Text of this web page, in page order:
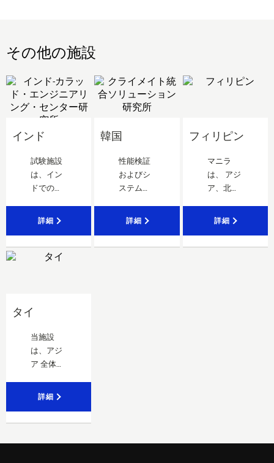
その他の施設
インド
試験施設
は、イン
ドでのお
コールド
ションの
詳細
韓国
性能検証
およびシ
ステム設
ための最
詳細
フィリピン
マニラ
は、 アジ
ア、北米
州のお客
詳細
タイ
当施設
は、アジ
ア 全体に
頼性と効
ューショ
詳細